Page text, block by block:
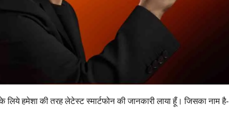
हमेशा की तरह लेटेस्ट स्मार्टफोन की जानकारी लाया हूँ। जिसका नाम है-